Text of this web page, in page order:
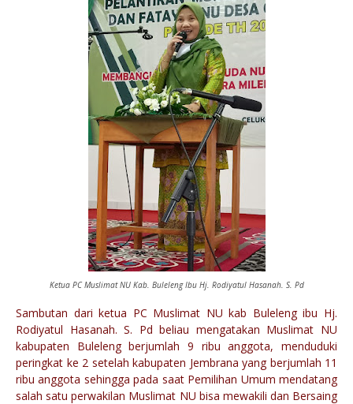
Ketua PC Muslimat NU Kab. Buleleng Ibu Hj. Rodiyatul Hasanah. S. Pd
Sambutan dari ketua PC Muslimat NU kab Buleleng ibu Hj.
Rodiyatul Hasanah. S. Pd beliau mengatakan Muslimat NU
kabupaten Buleleng berjumlah 9 ribu anggota, menduduki
peringkat ke 2 setelah kabupaten Jembrana yang berjumlah 11
ribu anggota sehingga pada saat Pemilihan Umum mendatang
salah satu perwakilan Muslimat NU bisa mewakili dan Bersaing